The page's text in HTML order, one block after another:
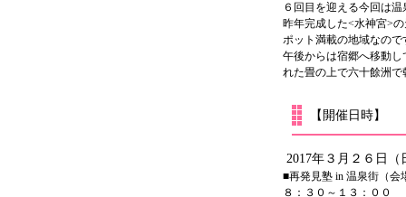
６回目を迎える今回は
昨年完成した<水神宮>
ポット満載の地域なので
午後からは宿郷へ移動
れた畳の上で六十餘洲
【開催日時】
2017年３月２６日（
■再発見塾 in 温泉街（会
８：３０～１３：００